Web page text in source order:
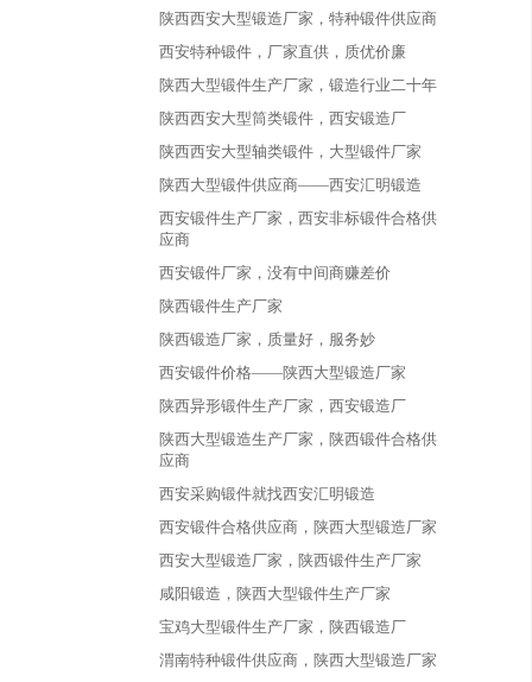
陕西西安大型锻造厂家，特种锻件供应商
西安特种锻件，厂家直供，质优价廉
陕西大型锻件生产厂家，锻造行业二十年
陕西西安大型筒类锻件，西安锻造厂
陕西西安大型轴类锻件，大型锻件厂家
陕西大型锻件供应商——西安汇明锻造
西安锻件生产厂家，西安非标锻件合格供
应商
西安锻件厂家，没有中间商赚差价
陕西锻件生产厂家
陕西锻造厂家，质量好，服务妙
西安锻件价格——陕西大型锻造厂家
陕西异形锻件生产厂家，西安锻造厂
陕西大型锻造生产厂家，陕西锻件合格供
应商
西安采购锻件就找西安汇明锻造
西安锻件合格供应商，陕西大型锻造厂家
西安大型锻造厂家，陕西锻件生产厂家
咸阳锻造，陕西大型锻件生产厂家
宝鸡大型锻件生产厂家，陕西锻造厂
渭南特种锻件供应商，陕西大型锻造厂家